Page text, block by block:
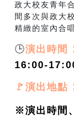
政大校友青年
間多次與政大
精緻的室內合
🕒演出時間
16:00-
🚩演出地點
※演出時間